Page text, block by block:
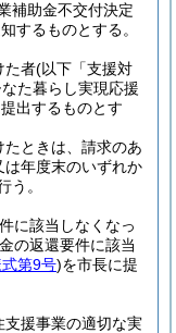
補助金不交付決定
するものとする。
た者(以下「支援対
た暮らし実現応援
出するものとす
ときは、請求のあ
は年度末のいずれか
う。
に該当しなくなっ
の返還要件に該当
第9号)を市長に提
援事業の適切な実